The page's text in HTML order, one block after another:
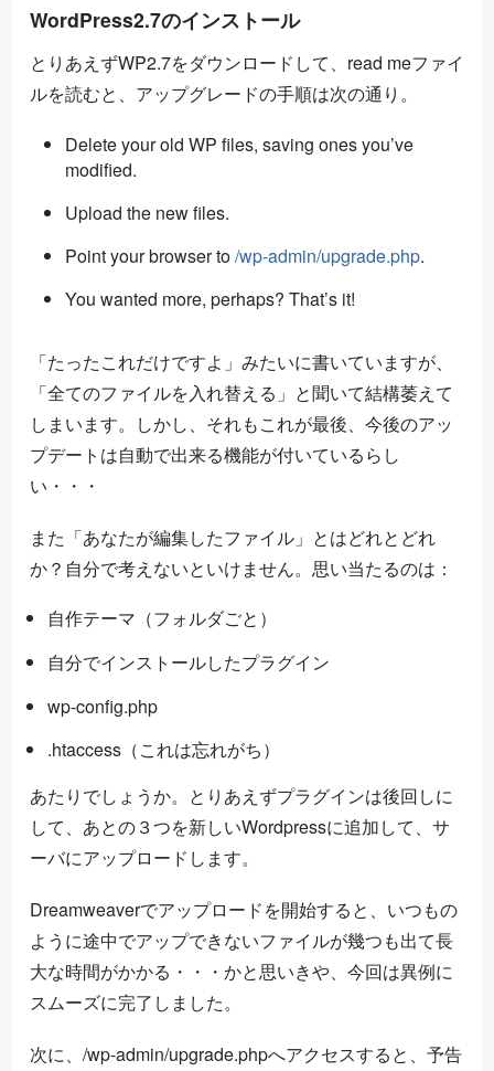
WordPress2.7のインストール
とりあえずWP2.7をダウンロードして、read meファイ
ルを読むと、アップグレードの手順は次の通り。
Delete your old WP files, saving ones you’ve
modified.
Upload the new files.
Point your browser to/wp-admin/upgrade.php.
You wanted more, perhaps? That’s it!
「たったこれだけですよ」みたいに書いていますが、
「全てのファイルを入れ替える」と聞いて結構萎えて
しまいます。しかし、それもこれが最後、今後のアッ
プデートは自動で出来る機能が付いているらし
い・・・
また「あなたが編集したファイル」とはどれとどれ
か？自分で考えないといけません。思い当たるのは：
自作テーマ（フォルダごと）
自分でインストールしたプラグイン
wp-config.php
.htaccess（これは忘れがち）
あたりでしょうか。とりあえずプラグインは後回しに
して、あとの３つを新しいWordpressに追加して、サ
ーバにアップロードします。
Dreamweaverでアップロードを開始すると、いつもの
ように途中でアップできないファイルが幾つも出て長
大な時間がかかる・・・かと思いきや、今回は異例に
スムーズに完了しました。
次に、/wp-admin/upgrade.phpへアクセスすると、予告